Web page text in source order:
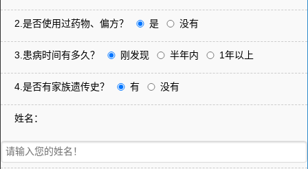
2.是否使用过药物、偏方？ 是 没有
3.患病时间有多久？ 刚发现 半年内 1年以上
4.是否有家族遗传史？ 有 没有
姓名：